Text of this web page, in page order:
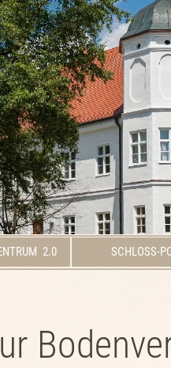
2.0 SCHLOSS-